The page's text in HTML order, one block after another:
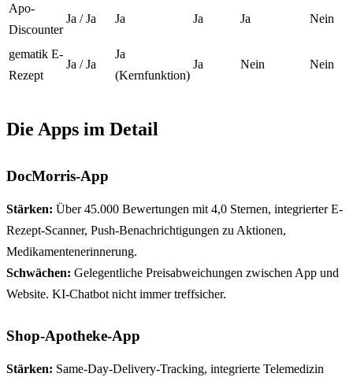
Apo-
Discounter
Ja / Ja Ja Ja Ja Nein
gematik E-
Rezept
Ja / Ja
Ja
(Kernfunktion)
Ja Nein Nein
Die Apps im Detail
DocMorris-App
Stärken: Über 45.000 Bewertungen mit 4,0 Sternen, integrierter E-
Rezept-Scanner, Push-Benachrichtigungen zu Aktionen,
Medikamentenerinnerung.
Schwächen: Gelegentliche Preisabweichungen zwischen App und
Website. KI-Chatbot nicht immer treffsicher.
Shop-Apotheke-App
Stärken: Same-Day-Delivery-Tracking, integrierte Telemedizin